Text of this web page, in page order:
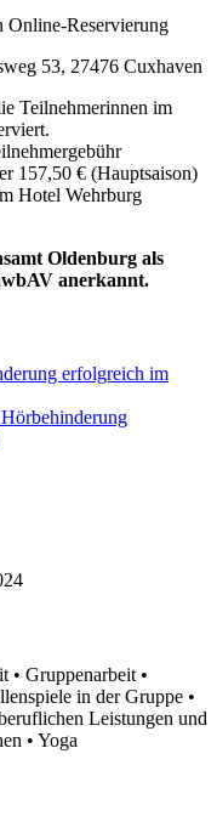
Online-Reservierung
53, 27476 Cuxhaven
Teilnehmerinnen im
157,50 € (Hauptsaison)
Hotel Wehrburg
Oldenburg als
anerkannt.
erfolgreich im
• Gruppenarbeit •
in der Gruppe •
Leistungen und
• Yoga